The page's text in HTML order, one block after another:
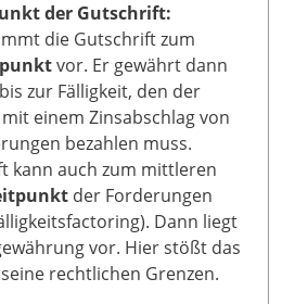
der Gutschrift:
die Gutschrift zum
vor. Er gewährt dann
zur Fälligkeit, den der
einem Zinsabschlag von
bezahlen muss.
kann auch zum mittleren
der Forderungen
Dann liegt
vor. Hier stößt das
rechtlichen Grenzen.